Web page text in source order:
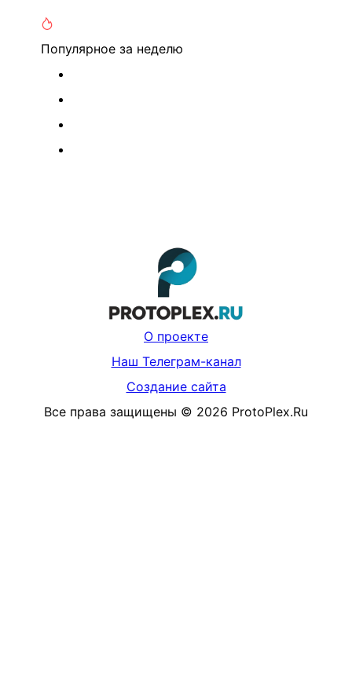
Популярное за неделю
О проекте
Наш Телеграм-канал
Создание сайта
Все права защищены © 2026 ProtoPlex.Ru